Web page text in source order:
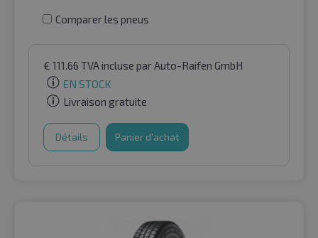
Comparer les pneus
€ 111.66 TVA incluse par Auto-Raifen GmbH
EN STOCK
Livraison gratuite
Détails Panier d'achat